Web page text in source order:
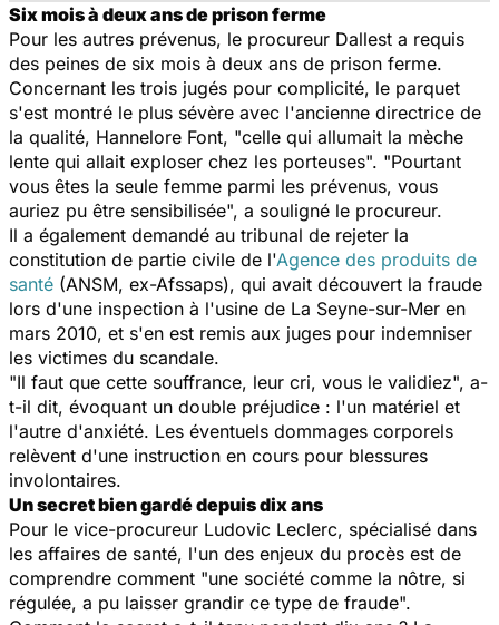
Six mois à deux ans de prison ferme
Pour les autres prévenus, le procureur Dallest a requis
des peines de six mois à deux ans de prison ferme.
Concernant les trois jugés pour complicité, le parquet
s'est montré le plus sévère avec l'ancienne directrice de
la qualité, Hannelore Font, "celle qui allumait la mèche
lente qui allait exploser chez les porteuses". "Pourtant
vous êtes la seule femme parmi les prévenus, vous
auriez pu être sensibilisée", a souligné le procureur.
Il a également demandé au tribunal de rejeter la
constitution de partie civile de l'Agence des produits de
santé (ANSM, ex-Afssaps), qui avait découvert la fraude
lors d'une inspection à l'usine de La Seyne-sur-Mer en
mars 2010, et s'en est remis aux juges pour indemniser
les victimes du scandale.
"Il faut que cette souffrance, leur cri, vous le validiez", a-
t-il dit, évoquant un double préjudice : l'un matériel et
l'autre d'anxiété. Les éventuels dommages corporels
relèvent d'une instruction en cours pour blessures
involontaires.
Un secret bien gardé depuis dix ans
Pour le vice-procureur Ludovic Leclerc, spécialisé dans
les affaires de santé, l'un des enjeux du procès est de
comprendre comment "une société comme la nôtre, si
régulée, a pu laisser grandir ce type de fraude".